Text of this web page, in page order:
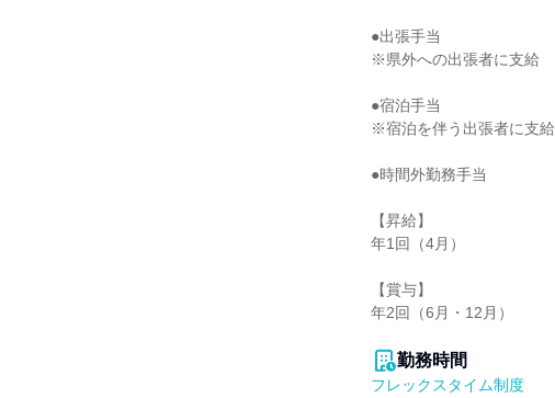
●出張手当
※県外への出張者に支給
●宿泊手当
※宿泊を伴う出張者に支給
●時間外勤務手当
【昇給】
年1回（4月）
【賞与】
年2回（6月・12月）
勤務時間
フレックスタイム制度